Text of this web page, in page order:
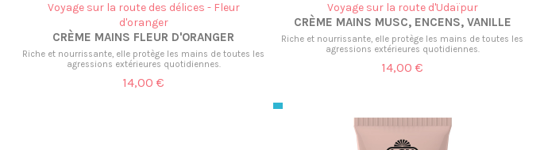
Voyage sur la route des délices - Fleur
d'oranger
CRÈME MAINS FLEUR D'ORANGER
Riche et nourrissante, elle protège les mains de toutes les
agressions extérieures quotidiennes.
14,00 €
Voyage sur la route d'Udaïpur
CRÈME MAINS MUSC, ENCENS, VANILLE
Riche et nourrissante, elle protège les mains de toutes les
agressions extérieures quotidiennes.
14,00 €